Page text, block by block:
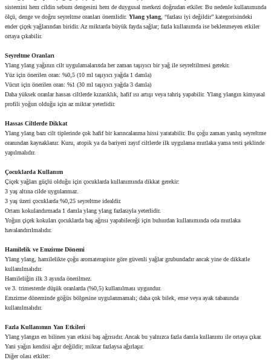
sistemini hem cildin sebum dengesini hem de duygusal merkezi doğrudan etkiler. Bu nedenle kullanımında
ölçü, denge ve doğru seyreltme oranları önemlidir. Ylang ylang , “fazlası iyi değildir” kategorisindeki
ender çiçek yağlarından biridir. Az miktarda büyük fayda sağlar; fazla kullanımda ise beklenmeyen etkiler
ortaya çıkabilir.
Seyreltme Oranları
Ylang ylang yağının cilt uygulamalarında her zaman taşıyıcı bir yağ ile seyreltilmesi gerekir.
Yüz için önerilen oran: %0,5 (10 ml taşıyıcı yağda 1 damla)
Vücut için önerilen oran: %1 (30 ml taşıyıcı yağda 3 damla)
Daha yüksek oranlar hassas ciltlerde kızarıklık, hafif ısı artışı veya tahriş yapabilir. Ylang ylangın kimyasal
profili yoğun olduğu için az miktar yeterlidir.
Hassas Ciltlerde Dikkat
Ylang ylang bazı cilt tiplerinde çok hafif bir karıncalanma hissi yaratabilir. Bu çoğu zaman yanlış seyreltme
oranından kaynaklanır. Kuru, atopik ya da bariyeri zayıf ciltlerde ilk uygulama mutlaka yama testi şeklinde
yapılmalıdır.
Çocuklarda Kullanım
Çiçek yağları güçlü olduğu için çocuklarda kullanımında dikkat gerekir:
3 yaş altına cilde uygulanmaz.
3 yaş üzeri çocuklarda %0,25 seyreltme idealdir.
Ortam kokulandırmada 1 damla ylang ylang fazlasıyla yeterlidir.
Yoğun çiçek kokuları çocuklarda baş ağrısı yapabileceği için buhurdan kullanımında oda mutlaka
havalandırılmalıdır.
Hamilelik ve Emzirme Dönemi
Ylang ylang, hamilelikte çoğu aromaterapiste göre güvenli yağlar grubundadır ancak yine de dikkatle
kullanılmalıdır.
Hamileliğin ilk 3 ayında önerilmez.
ve 3. trimesterde düşük oranlarda (%0,5) kullanılması uygundur.
Emzirme döneminde göğüs bölgesine uygulanmamalı; daha çok bilek, ense veya ayak tabanında
kullanılmalıdır.
Fazla Kullanımın Yan Etkileri
Ylang ylangın en bilinen yan etkisi baş ağrısıdır. Ancak bu yalnızca fazla damla kullanımı ile ortaya çıkar.
Yani yağın kendisi ağır değildir; miktar fazlaysa ağırlaşır.
Diğer olası etkiler: